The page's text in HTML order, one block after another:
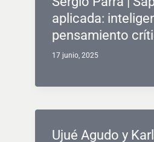
aplicada:
pensamiento
17 junio, 2025
Ujué Agudo y